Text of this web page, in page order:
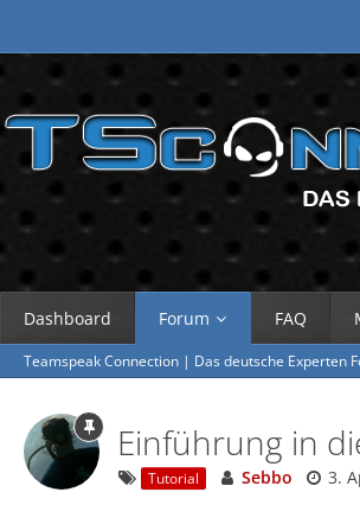
Dashboard Forum FAQ
Teamspeak Connection | Das deutsche Experten
Einführung in
Tutorial Sebbo 3.